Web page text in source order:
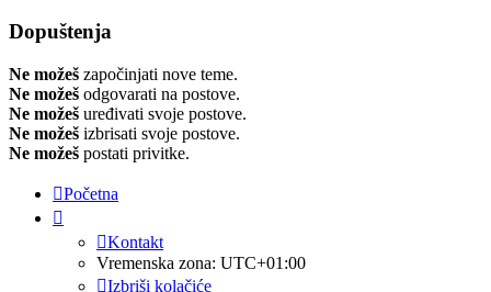
Dopuštenja
Ne možeš započinjati nove teme.
Ne možeš odgovarati na postove.
Ne možeš uređivati svoje postove.
Ne možeš izbrisati svoje postove.
Ne možeš postati privitke.
Početna
Kontakt
Vremenska zona: UTC+01:00
Izbriši kolačiće